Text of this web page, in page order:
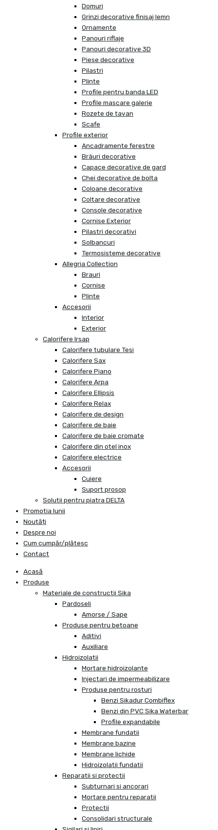
Domuri
Grinzi decorative finisaj lemn
Ornamente
Panouri riflaje
Panouri decorative 3D
Piese decorative
Pilastri
Plinte
Profile pentru banda LED
Profile mascare galerie
Rozete de tavan
Scafe
Profile exterior
Ancadramente ferestre
Brâuri decorative
Capace decorative de gard
Chei decorative de bolta
Coloane decorative
Coltare decorative
Console decorative
Cornise Exterior
Pilastri decorativi
Solbancuri
Termosisteme decorative
Allegria Collection
Brauri
Cornise
Plinte
Accesorii
Interior
Exterior
Calorifere Irsap
Calorifere tubulare Tesi
Calorifere Sax
Calorifere Piano
Calorifere Arpa
Calorifere Ellipsis
Calorifere Relax
Calorifere de design
Calorifere de baie
Calorifere de baie cromate
Calorifere din otel inox
Calorifere electrice
Accesorii
Cuiere
Suport prosop
Solutii pentru piatra DELTA
Promotia lunii
Noutăți
Despre noi
Cum cumpăr/plătesc
Contact
Acasă
Produse
Materiale de constructii Sika
Pardoseli
Amorse / Sape
Produse pentru betoane
Aditivi
Auxiliare
Hidroizolatii
Mortare hidroizolante
Injectari de impermeabilizare
Produse pentru rosturi
Benzi Sikadur Combiflex
Benzi din PVC Sika Waterbar
Profile expandabile
Membrane fundatii
Membrane bazine
Membrane lichide
Hidroizolatii fundatii
Reparatii si protectii
Subturnari si ancorari
Mortare pentru reparatii
Protectii
Consolidari structurale